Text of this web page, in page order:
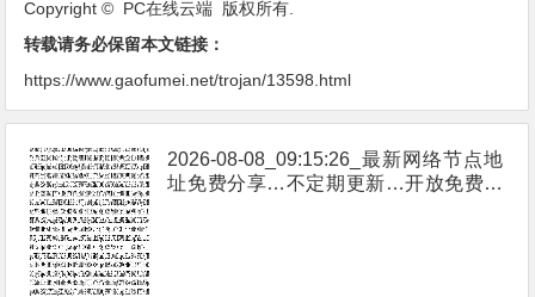
Copyright © PC在线云端 版权所有.
转载请务必保留本文链接：
https://www.gaofumei.net/trojan/13598.html
2026-08-08_09:15:26_最新网络节点地
址免费分享…不定期更新…开放免费分